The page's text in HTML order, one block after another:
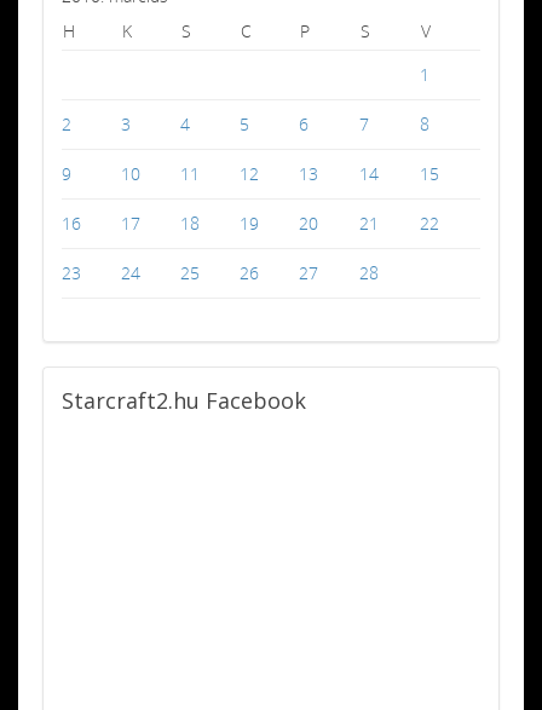
H
K S C P S
V
1
2 3 4 5 6 7 8
9 10 11 12 13 14 15
16 17 18 19 20 21 22
23 24 25 26 27 28
Starcraft2.hu Facebook